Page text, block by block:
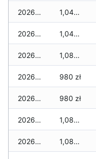
2026-06-25 1,045 zł
2026-06-24 1,045 zł
2026-06-23 1,080 zł
2026-06-22 980 zł
2026-06-21 980 zł
2026-06-20 1,080 zł
2026-06-19 1,080 zł